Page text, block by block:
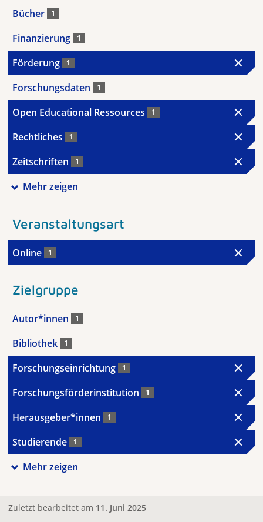
Bücher 1
Finanzierung 1
Förderung 1
Forschungsdaten 1
Open Educational Ressources 1
Rechtliches 1
Zeitschriften 1
Mehr zeigen
Veranstaltungsart
Online 1
Zielgruppe
Autor*innen 1
Bibliothek 1
Forschungseinrichtung 1
Forschungsförderinstitution 1
Herausgeber*innen 1
Studierende 1
Mehr zeigen
Zuletzt bearbeitet am 11. Juni 2025